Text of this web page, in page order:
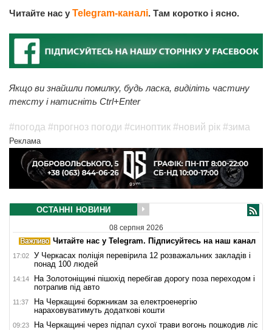
Читайте нас у Telegram-каналі. Там коротко і ясно.
Якщо ви знайшли помилку, будь ласка, виділіть частину
тексту і натисніть Ctrl+Enter
#погода #прогноз погоди #синоптик #новий рік #зима
Реклама
ОСТАННІ НОВИНИ
08 серпня 2026
Читайте нас у Telegram. Підписуйтесь на наш канал
17:02
У Черкасах поліція перевірила 12 розважальних закладів і
понад 100 людей
14:14
На Золотоніщині пішохід перебігав дорогу поза переходом і
потрапив під авто
11:37
На Черкащині боржникам за електроенергію
нараховуватимуть додаткові кошти
09:23 На Черкащині через підпал сухої трави вогонь пошкодив ліс